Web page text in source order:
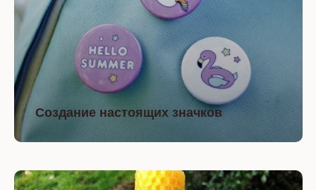
Создание настоящих значков